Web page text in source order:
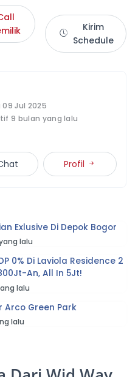
Kirim
Schedule
Jul 2025
9 bulan yang lalu
Profil
Exlusive Di Depok Bogor
lalu
0% Di Laviola Residence 2
An, All In 5Jt!
lalu
Arco Green Park
lalu